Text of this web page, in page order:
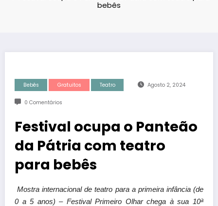
bebês
Bebês Gratuitos Teatro Agosto 2, 2024
0 Comentários
Festival ocupa o Panteão
da Pátria com teatro
para bebês
Mostra internacional de teatro para a primeira infância (de
0 a 5 anos) – Festival Primeiro Olhar chega à sua 10ª